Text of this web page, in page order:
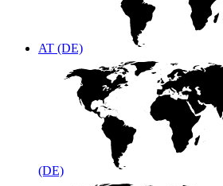
AT (DE)
(DE)